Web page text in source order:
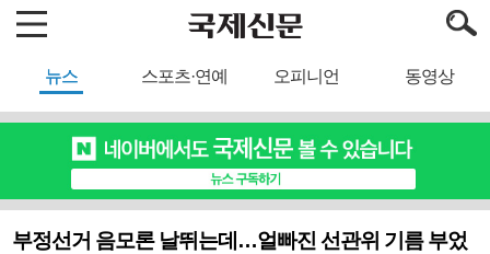
뉴스 스포츠·연예 오피니언 동영상
부정선거 음모론 날뛰는데…얼빠진 선관위 기름 부었